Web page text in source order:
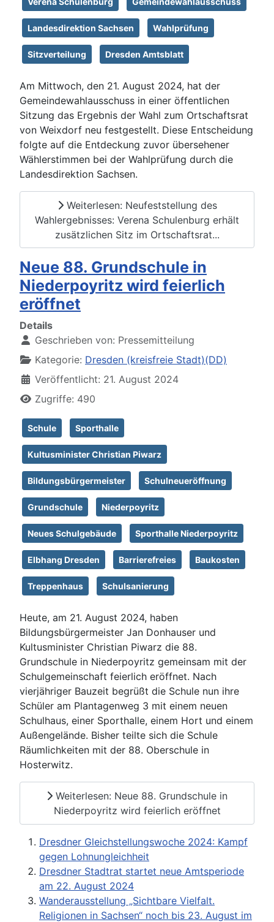
Landesdirektion Sachsen Wahlprüfung
Sitzverteilung Dresden Amtsblatt
Am Mittwoch, den 21. August 2024, hat der
Gemeindewahlausschuss in einer öffentlichen
Sitzung das Ergebnis der Wahl zum Ortschaftsrat
von Weixdorf neu festgestellt. Diese Entscheidung
folgte auf die Entdeckung zuvor übersehener
Wählerstimmen bei der Wahlprüfung durch die
Landesdirektion Sachsen.
Weiterlesen: Neufeststellung des
Wahlergebnisses: Verena Schulenburg erhält
zusätzlichen Sitz im Ortschaftsrat...
Neue 88. Grundschule in
Niederpoyritz wird feierlich
eröffnet
Details
Geschrieben von: Pressemitteilung
Kategorie: Dresden (kreisfreie Stadt)(DD)
Veröffentlicht: 21. August 2024
Zugriffe: 490
Schule Sporthalle
Kultusminister Christian Piwarz
Bildungsbürgermeister Schulneueröffnung
Grundschule Niederpoyritz
Neues Schulgebäude Sporthalle Niederpoyritz
Elbhang Dresden Barrierefreies Baukosten
Treppenhaus Schulsanierung
Heute, am 21. August 2024, haben
Bildungsbürgermeister Jan Donhauser und
Kultusminister Christian Piwarz die 88.
Grundschule in Niederpoyritz gemeinsam mit der
Schulgemeinschaft feierlich eröffnet. Nach
vierjähriger Bauzeit begrüßt die Schule nun ihre
Schüler am Plantagenweg 3 mit einem neuen
Schulhaus, einer Sporthalle, einem Hort und einem
Außengelände. Bisher teilte sich die Schule
Räumlichkeiten mit der 88. Oberschule in
Hosterwitz.
Weiterlesen: Neue 88. Grundschule in
Niederpoyritz wird feierlich eröffnet
Dresdner Gleichstellungswoche 2024: Kampf
gegen Lohnungleichheit
Dresdner Stadtrat startet neue Amtsperiode
am 22. August 2024
Wanderausstellung „Sichtbare Vielfalt.
Religionen in Sachsen“ noch bis 23. August im